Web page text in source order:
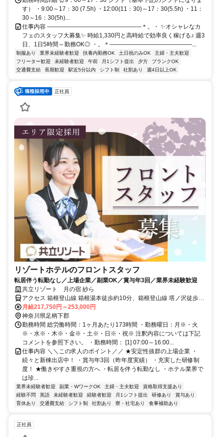
す） ・9:00～17：30 (7.5h) ・12:00(11：30)～17：30(5.5h) ・11：
30～16：30(5h)...
仕事内容 ――――――――――――――――＊。・ ✨オシャレなカ
フェのスタッフ大募集✨ 時給1,330円と高時給で効率良く稼げる♪ 週3
日、1日5時間～勤務OK◎ ・。＊――――――――――――――...
制服あり 業界未経験者歓迎 扶養内勤務OK 土日祝のみOK
主婦・主夫歓迎
フリーター歓迎
未経験者歓迎 午前 月1シフト提出 夕方
ブランクOK
交通費支給
長期歓迎 駅近5分以内 シフト制 社割あり 週4日以上OK
正社員
リゾートホテルのフロントスタッフ
転居伴う転勤なし／上場企業／副業OK／賞与年3回／業界未経験歓迎
共立リゾート 月の宿 紗ら
アクセス 箱根登山線 箱根湯本徒歩約10分、箱根登山線 塔ノ沢徒歩約
18分、箱根登山線 入生田徒歩約35分
月給217,750円～253,000円
神奈川県足柄下郡
勤務時間 総労働時間：1ヶ月あたり173時間 ・勤務曜日：月※・火
※・水※・木※・金※・土※・日※・祝※ 注釈内容については下記
コメントを参照下さい。 ・勤務時間： [1] 07:00～16:00...
仕事内容 ＼＼この求人のポイント／／ ★安定性抜群の上場企業 ・
続々と新棟出店中！ ・賞与年3回（昨年度実績） ・充実した研修制
度！ ★働きやすさ重視の方へ ・転居を伴う転勤なし ・ホテル業界で
は珍...
業界未経験者歓迎 副業・WワークOK 主婦・主夫歓迎
資格取得支援あり
経験不問
英語 未経験者歓迎 経験者歓迎 月1シフト提出 研修あり
賞与あり
育休あり
交通費支給 シフト制 社割あり 寮・社宅あり 食事補助あり
正社員